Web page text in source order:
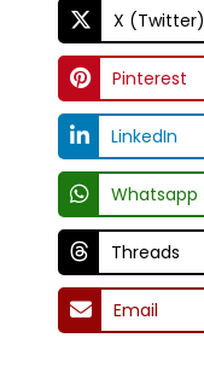
X (Twitter)
Pinterest
LinkedIn
Whatsapp
Threads
Email